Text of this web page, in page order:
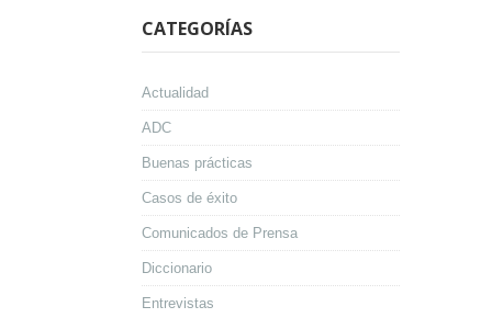
CATEGORÍAS
Actualidad
ADC
Buenas prácticas
Casos de éxito
Comunicados de Prensa
Diccionario
Entrevistas